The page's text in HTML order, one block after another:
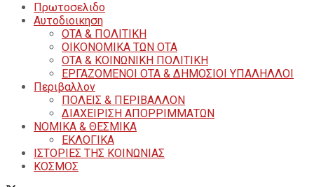
Πρωτοσελιδο
Αυτοδιοικηση
ΟΤΑ & ΠΟΛΙΤΙΚΗ
ΟΙΚΟΝΟΜΙΚΑ ΤΩΝ ΟΤΑ
ΟΤΑ & ΚΟΙΝΩΝΙΚΗ ΠΟΛΙΤΙΚΗ
ΕΡΓΑΖΟΜΕΝΟΙ ΟΤΑ & ΔΗΜΟΣΙΟΙ ΥΠΑΛΗΛΛΟΙ
Περιβαλλον
ΠΟΛΕΙΣ & ΠΕΡΙΒΑΛΛΟΝ
ΔΙΑΧΕΙΡΙΣΗ ΑΠΟΡΡΙΜΜΑΤΩΝ
ΝΟΜΙΚΑ & ΘΕΣΜΙΚΑ
ΕΚΛΟΓΙΚΑ
ΙΣΤΟΡΙΕΣ ΤΗΣ ΚΟΙΝΩΝΙΑΣ
ΚΟΣΜΟΣ